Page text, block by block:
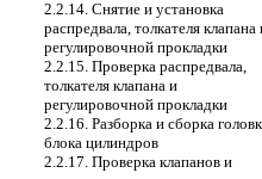
2.2.14. Снятие и установка
распредвала, толкателя клапана
регулировочной прокладки
2.2.15. Проверка распредвала,
толкателя клапана и
регулировочной прокладки
2.2.16. Разборка и сборка
блока цилиндров
2.2.17. Проверка клапанов и